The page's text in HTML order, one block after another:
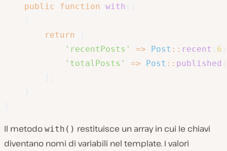
public
function with
return
'recentPosts'
=> Post :: recent 6
'totalPosts'
=> Post :: published
Il metodo with() restituisce un array in cui le chiavi
diventano nomi di variabili nel template. I valori